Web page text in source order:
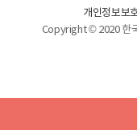
개인정보보
Copyright © 2020 한